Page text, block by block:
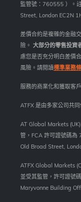
監管號：760555 ）。
Street, London EC2N
差價合約是複雜的金融
險。 大部分的零售投資
慮您是否充分明白差價
風險。請閱讀標準業務
服務的商業化和獲取客
ATFX 是由多家公司共
AT Global Markets
管，FCA 許可證號碼
Old Broad Street,
ATFX Global Markets
並受其監管，許可證號
Maryvonne Building